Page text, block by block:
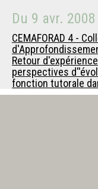
Du 9 avr. 2008
CEMAFORAD 4 -
Retour
perspectives
fonction tutorale